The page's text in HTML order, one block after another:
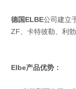
德国ELBE公司建立
ZF、卡特彼勒、利
Elbe产品优势：